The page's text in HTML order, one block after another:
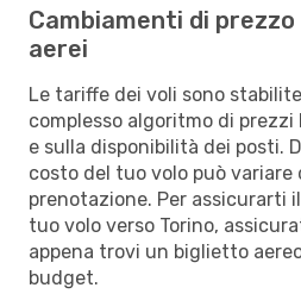
Cambiamenti di
aerei
Le tariffe dei voli sono
complesso algoritmo di
e sulla disponibilità dei posti.
costo del tuo volo può variare
prenotazione. Per assicurarti
tuo volo verso Torino,
appena trovi un biglietto
budget.